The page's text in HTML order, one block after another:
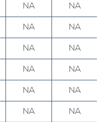
NA NA
NA NA
NA NA
NA NA
NA NA
NA NA